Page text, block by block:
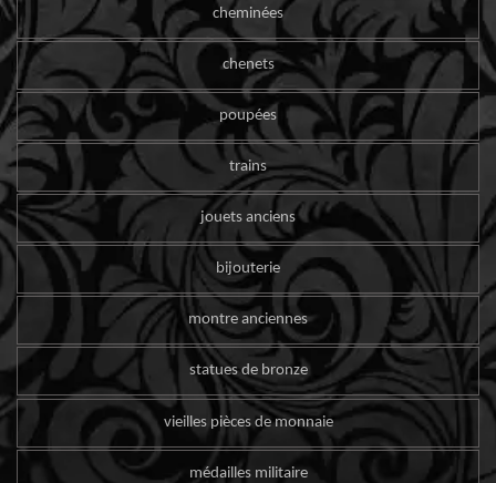
cheminées
chenets
poupées
trains
jouets anciens
bijouterie
montre anciennes
statues de bronze
vieilles pièces de monnaie
médailles militaire